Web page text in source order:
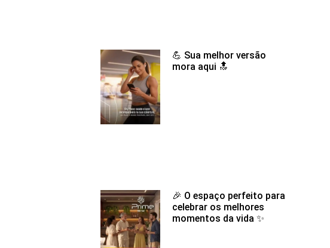
💪 Sua melhor versão
mora aqui 🔝
🎉 O espaço perfeito para
celebrar os melhores
momentos da vida ✨